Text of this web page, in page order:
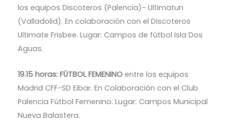
los equipos Discoteros (Palencia)- Ultimatun
(Valladolid). En colaboración con el Discoteros
Ultimate Frisbee. Lugar: Campos de fútbol Isla Dos
Aguas.
19.15 horas: FÚTBOL FEMENINOentre los equipos
Madrid CFF-SD Eibar. En Colaboración con el Club
Palencia Fútbol Femenino. Lugar: Campos Municipal
Nueva Balastera.